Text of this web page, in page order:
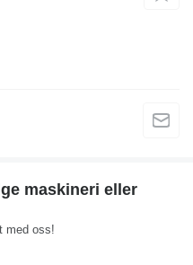
maskineri eller
med oss!